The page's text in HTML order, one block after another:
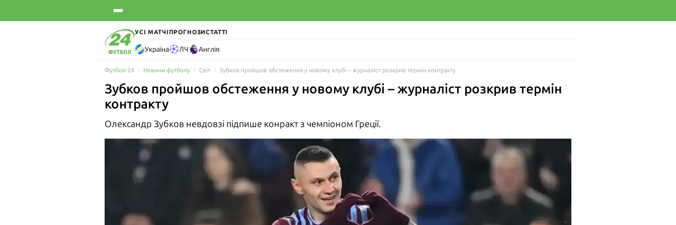
УСІ МАТЧІ ПРОГНОЗИСТАТТІ
Україна ЛЧ Англія
Футбол 24 Новини футболу Світ Зубков пройшов обстеження у новому клубі – журналіст розкрив термін контракту
Зубков пройшов обстеження у новому клубі – журналіст розкрив термін
контракту
Олександр Зубков невдовзі підпише конракт з чемпіоном Греції.